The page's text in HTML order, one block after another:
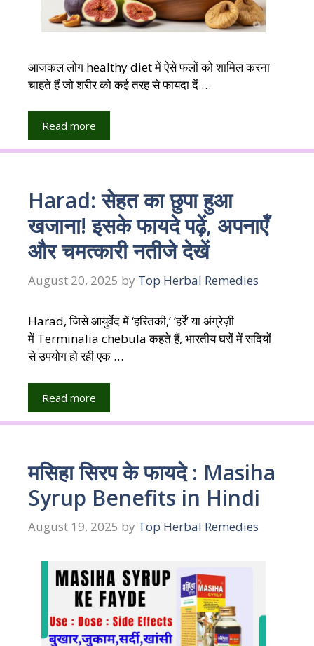
आजकल लोग healthy diet में ऐसे फलों को शामिल करना
चाहते हैं जो शरीर को कई तरह से फायदा दें …
Read more
Harad: सेहत का छुपा हुआ
खजाना! इसके फायदे पढ़ें, अपनाएँ
और चमत्कारी नतीजे देखें
August 20, 2025 by Top Herbal Remedies
Harad, जिसे आयुर्वेद में ‘हरितकी,’ ‘हर्रे’ या अंग्रेज़ी
में Terminalia chebula कहते हैं, भारतीय घरों में सदियों
से उपयोग हो रही एक …
Read more
मसिहा सिरप के फायदे : Masiha
Syrup Benefits in Hindi
August 19, 2025 by Top Herbal Remedies